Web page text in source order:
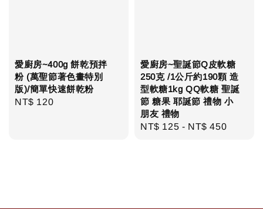
愛廚房~400g 餅乾預拌
粉 (萬聖節著色畫特別
版)/簡單快速餅乾粉
Regular
NT$ 120
愛廚房~聖誕節Q皮軟糖
250克 /1公斤約190顆 造
型軟糖1kg QQ軟糖 聖誕
節 糖果 耶誕節 禮物 小
朋友 禮物
Regular
NT$ 125 - NT$ 450